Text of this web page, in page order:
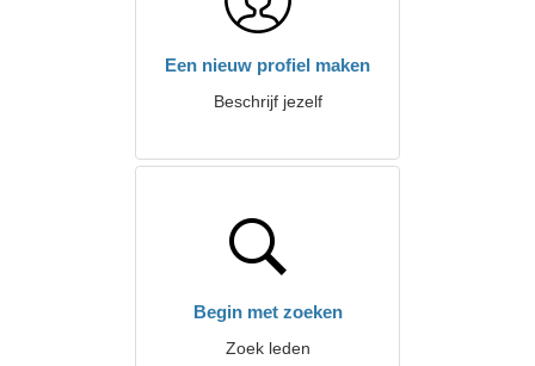
Een nieuw profiel maken
Beschrijf jezelf
Begin met zoeken
Zoek leden